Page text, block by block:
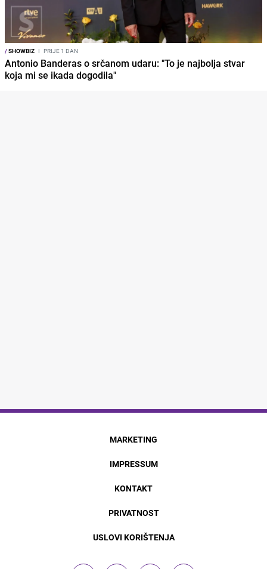
/SHOWBIZ I PRIJE 1 DAN
Antonio Banderas o srčanom udaru: "To je najbolja stvar
koja mi se ikada dogodila"
MARKETING
IMPRESSUM
KONTAKT
PRIVATNOST
USLOVI KORIŠTENJA